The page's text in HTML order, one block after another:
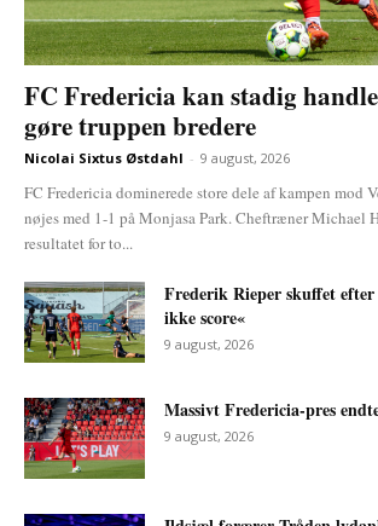
FC Fredericia kan stadig
gøre truppen bredere
Nicolai Sixtus Østdahl - 9 august, 2026
FC Fredericia dominerede store dele af kampen mod
nøjes med 1-1 på Monjasa Park. Cheftræner Michael
resultatet for to...
Frederik Rieper skuffet
ikke score«
9 august, 2026
Massivt Fredericia-pres
9 august, 2026